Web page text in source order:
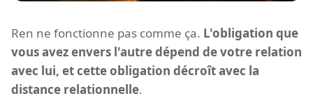
Ren ne fonctionne pas comme ça. L'obligation que
vous avez envers l'autre dépend de votre relation
avec lui, et cette obligation décroît avec la
distance relationnelle.